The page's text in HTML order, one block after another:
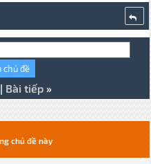
Bài tiếp»
chủ đề này